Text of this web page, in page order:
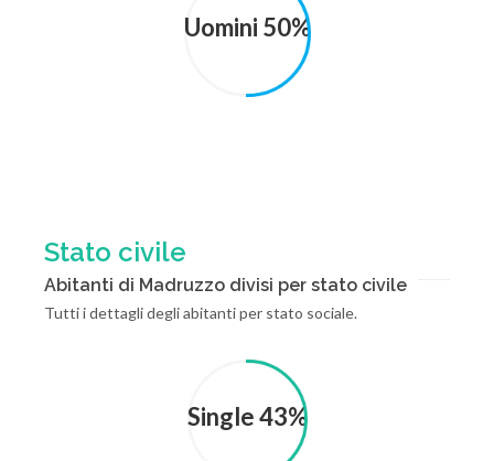
Uomini 50%
Stato civile
Abitanti di Madruzzo divisi per stato civile
Tutti i dettagli degli abitanti per stato sociale.
Single 43%